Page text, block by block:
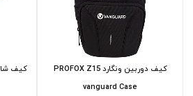
کیف دوربین ونگارد PROFOX Z15
vanguard Case